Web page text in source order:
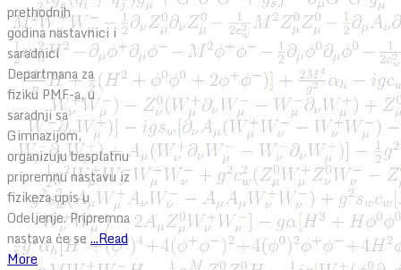
prethodnih
godina nastavnici i
saradnici
Departmana za
fiziku PMF-a, u
saradnji sa
Gimnazijom,
organizuju besplatnu
pripremnu nastavu iz
fizikeza upis u
Odeljenje. Pripremna
nastava će se ...Read
More